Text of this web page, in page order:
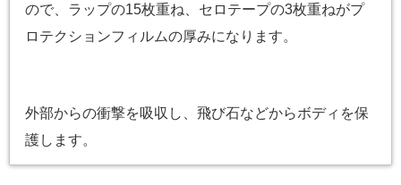
ので、ラップの15枚重ね、セロテープの3枚重ねがプ
ロテクションフィルムの厚みになります。
外部からの衝撃を吸収し、飛び石などからボディを保
護します。